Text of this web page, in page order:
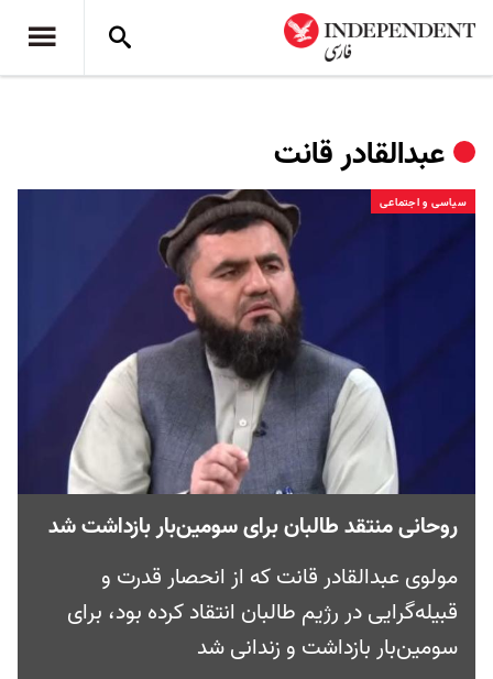
عبدالقادر قانت
سیاسی و اجتماعی
روحانی منتقد طالبان برای سومین‌بار بازداشت شد
مولوی عبدالقادر قانت که از انحصار قدرت و
قبیله‌گرایی در رژیم طالبان انتقاد کرده بود، برای
سومین‌بار بازداشت و زندانی شد